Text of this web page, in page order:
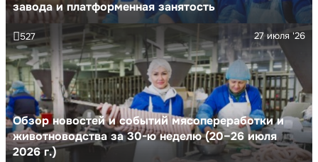
завода и платформенная занятость
Обзор новостей и событий мясопереработки и
животноводства за 30-ю неделю (20–26 июля
2026 г.)
27 июля '26
527